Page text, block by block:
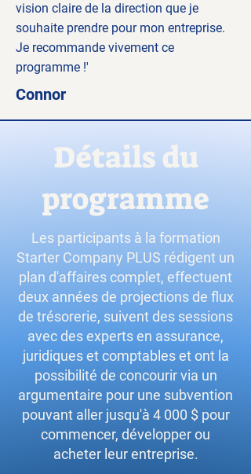
vision claire de la direction que je
souhaite prendre pour mon entreprise.
Je recommande vivement ce
programme !'
Connor
Détails du
programme
Les participants à la formation
Starter Company PLUS rédigent un
plan d'affaires complet, effectuent
deux années de projections de flux
de trésorerie, suivent des sessions
avec des experts en assurance,
juridiques et comptables et ont la
possibilité de concourir via un
argumentaire pour une subvention
pouvant aller jusqu'à 4 000 $ pour
commencer, développer ou
acheter leur entreprise.